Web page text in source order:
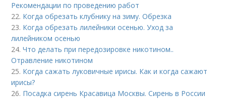
Рекомендации по проведению работ
22. Когда обрезать клубнику на зиму. Обрезка
23. Когда обрезать лилейники осенью. Уход за
лилейником осенью
24.Что делать при передозировке никотином..
Отравление никотином
25. Когда сажать луковичные ирисы. Как и когда сажают
ирисы?
26. Посадка сирень Красавица Москвы. Сирень в России